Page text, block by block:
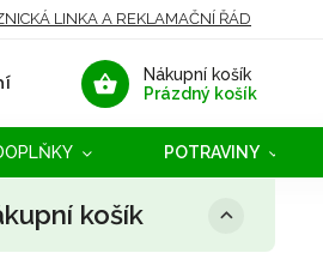
LINKA A REKLAMAČNÍ ŘÁD
Nákupní košík
Prázdný košík
POTRAVINY
košík